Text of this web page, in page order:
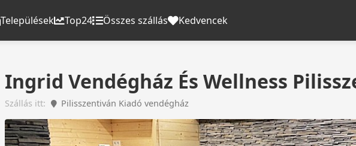
Települések Top24 Összes szállás Kedvencek
Ingrid Vendégház És Wellness
Szállás itt: Pilisszentiván Kiadó vendégház